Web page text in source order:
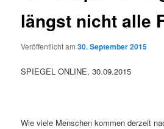
längst nicht alle
Veröffentlicht am30. September 2015
SPIEGEL ONLINE, 30.09.2015
Wie viele Menschen kommen derzeit